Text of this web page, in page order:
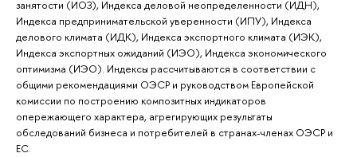
занятости (ИОЗ), Индекса деловой неопределенности (ИДН),
Индекса предпринимательской уверенности (ИПУ), Индекса
делового климата (ИДК), Индекса экспортного климата (ИЭК),
Индекса экспортных ожиданий (ИЭО), Индекса экономического
оптимизма (ИЭО). Индексы рассчитываются в соответствии с
общими рекомендациями ОЭСР и руководством Европейской
комиссии по построению композитных индикаторов
опережающего характера, агрегирующих результаты
обследований бизнеса и потребителей в странах-членах ОЭСР и
ЕС.